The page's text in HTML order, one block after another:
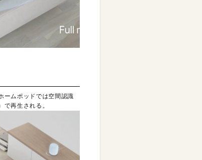
ームポッドでは空間認識
再生される。